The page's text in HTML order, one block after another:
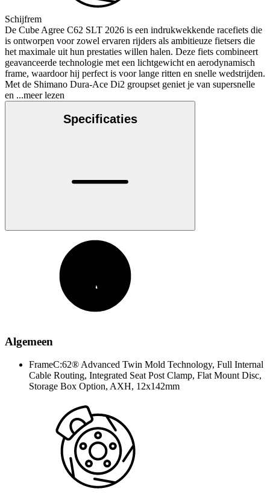
Schijfrem
De Cube Agree C62 SLT 2026 is een indrukwekkende racefiets die
is ontworpen voor zowel ervaren rijders als ambitieuze fietsers die
het maximale uit hun prestaties willen halen. Deze fiets combineert
geavanceerde technologie met een lichtgewicht en aerodynamisch
frame, waardoor hij perfect is voor lange ritten en snelle wedstrijden.
Met de Shimano Dura-Ace Di2 groupset geniet je van supersnelle
en ...meer lezen
Specificaties
Algemeen
FrameC:62® Advanced Twin Mold Technology, Full Internal
Cable Routing, Integrated Seat Post Clamp, Flat Mount Disc,
Storage Box Option, AXH, 12x142mm